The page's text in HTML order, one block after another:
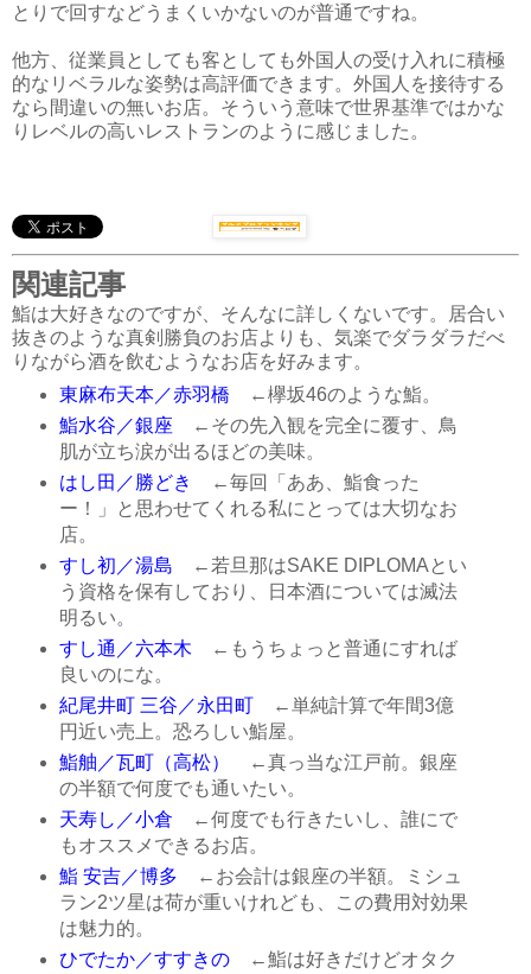
とりで回すなどうまくいかないのが普通ですね。
他方、従業員としても客としても外国人の受け入れに積極
的なリベラルな姿勢は高評価できます。外国人を接待する
なら間違いの無いお店。そういう意味で世界基準ではかな
りレベルの高いレストランのように感じました。
関連記事
鮨は大好きなのですが、そんなに詳しくないです。居合い
抜きのような真剣勝負のお店よりも、気楽でダラダラだべ
りながら酒を飲むようなお店を好みます。
東麻布天本／赤羽橋 ←欅坂46のような鮨。
鮨水谷／銀座 ←その先入観を完全に覆す、鳥
肌が立ち涙が出るほどの美味。
はし田／勝どき
←毎回「ああ、鮨食った
ー！」と思わせてくれる私にとっては大切なお
店。
すし初／湯島 ←若旦那はSAKE DIPLOMAとい
う資格を保有しており、日本酒については滅法
明るい。
すし通／六本木 ←もうちょっと普通にすれば
良いのにな。
紀尾井町 三谷／永田町←単純計算で年間3億
円近い売上。恐ろしい鮨屋。
鮨舳／瓦町（高松）
←真っ当な江戸前。銀座
の半額で何度でも通いたい。
天寿し／小倉 ←何度でも行きたいし、誰にで
もオススメできるお店。
鮨 安吉／博多 ←お会計は銀座の半額。ミシュ
ラン2ツ星は荷が重いけれども、この費用対効果
は魅力的。
ひでたか／すすきの←鮨は好きだけどオタク